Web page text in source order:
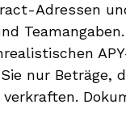
Adressen
nur Beträge,